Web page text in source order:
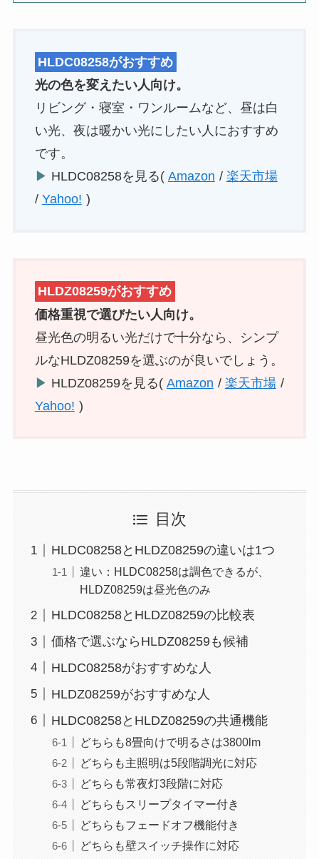
HLDC08258がおすすめ
光の色を変えたい人向け。
リビング・寝室・ワンルームなど、昼は白
い光、夜は暖かい光にしたい人におすすめ
です。
▶ HLDC08258を見る( Amazon / 楽天市場
/ Yahoo! )
HLDZ08259がおすすめ
価格重視で選びたい人向け。
昼光色の明るい光だけで十分なら、シンプ
ルなHLDZ08259を選ぶのが良いでしょう。
▶ HLDZ08259を見る( Amazon / 楽天市場 /
Yahoo! )
目次
HLDC08258とHLDZ08259の違いは1つ
違い：HLDC08258は調色できるが、
HLDZ08259は昼光色のみ
HLDC08258とHLDZ08259の比較表
価格で選ぶならHLDZ08259も候補
HLDC08258がおすすめな人
HLDZ08259がおすすめな人
HLDC08258とHLDZ08259の共通機能
どちらも8畳向けで明るさは3800lm
どちらも主照明は5段階調光に対応
どちらも常夜灯3段階に対応
どちらもスリープタイマー付き
どちらもフェードオフ機能付き
どちらも壁スイッチ操作に対応